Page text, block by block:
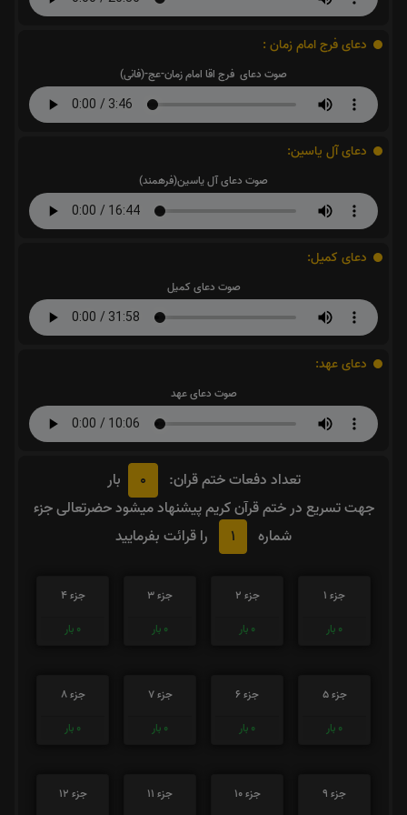
دعای فرج امام زمان :
صوت دعای فرج اقا امام زمان-عج-(فانی)
دعای آل یاسین:
صوت دعای آل یاسین(فرهمند)
دعای کمیل:
صوت دعای کمیل
دعای عهد:
صوت دعای عهد
تعداد دفعات ختم قران: 0
بار
جهت تسریع در ختم قرآن کریم پیشنهاد میشود حضرتعالی جزء
شماره
1 را قرائت بفرمایید
جزء 1
0 بار
جزء 2
0 بار
جزء 3
0 بار
جزء 4
0 بار
جزء 5
0 بار
جزء 6
0 بار
جزء 7
0 بار
جزء 8
0 بار
جزء 9
جزء 10
جزء 11
جزء 12